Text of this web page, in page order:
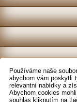
Používáme naše
abychom vám poskytli
relevantní nabídky a
Abychom cookies
souhlas kliknutím na